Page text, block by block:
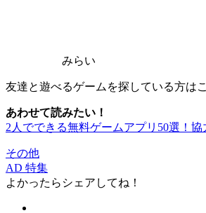
みらい
友達と遊べるゲームを探している方は
あわせて読みたい！
2人でできる無料ゲームアプリ50選！協
その他
AD 特集
よかったらシェアしてね！